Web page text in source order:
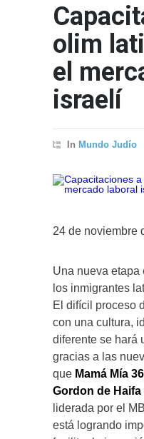
olim
el
israelí
In Mundo Judío
24 de noviembre
Una nueva etapa
los inmigrantes
El difícil proceso
con una cultura,
diferente se hará
gracias a las
que Mamá Mía
Gordon de Haifa
liderada por el
está logrando